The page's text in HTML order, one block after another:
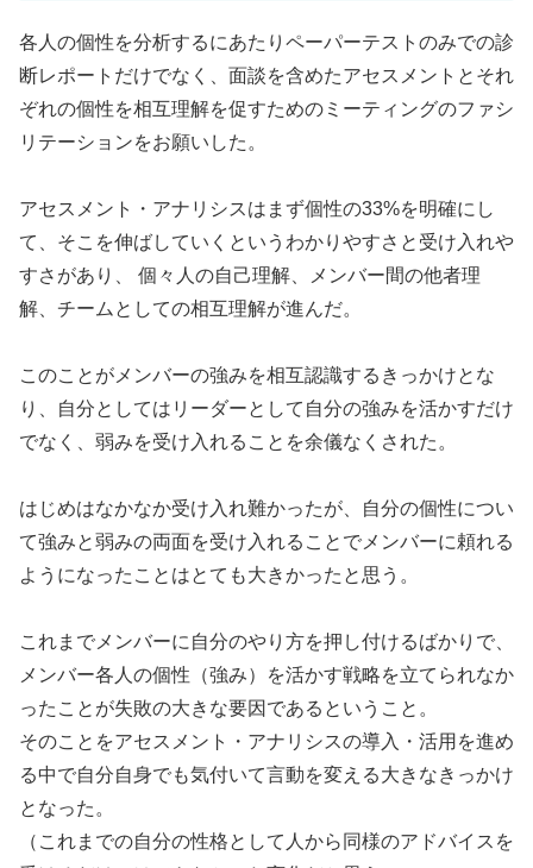
各人の個性を分析するにあたりペーパーテストのみでの診
断レポートだけでなく、面談を含めたアセスメントとそれ
ぞれの個性を相互理解を促すためのミーティングのファシ
リテーションをお願いした。
アセスメント・アナリシスはまず個性の33%を明確にし
て、そこを伸ばしていくというわかりやすさと受け入れや
すさがあり、 個々人の自己理解、メンバー間の他者理
解、チームとしての相互理解が進んだ。
このことがメンバーの強みを相互認識するきっかけとな
り、自分としてはリーダーとして自分の強みを活かすだけ
でなく、弱みを受け入れることを余儀なくされた。
はじめはなかなか受け入れ難かったが、自分の個性につい
て強みと弱みの両面を受け入れることでメンバーに頼れる
ようになったことはとても大きかったと思う。
これまでメンバーに自分のやり方を押し付けるばかりで、
メンバー各人の個性（強み）を活かす戦略を立てられなか
ったことが失敗の大きな要因であるということ。
そのことをアセスメント・アナリシスの導入・活用を進め
る中で自分自身でも気付いて言動を変える大きなきっかけ
となった。
（これまでの自分の性格として人から同様のアドバイスを